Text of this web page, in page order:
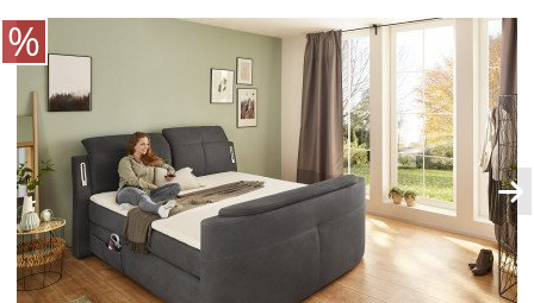
Möbel-
Konfigurator
0%
Finanzierung
Markenwelt